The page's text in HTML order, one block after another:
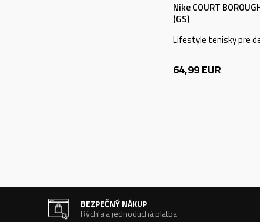
Nike COURT
(GS)
Lifestyle tenisky pre
64,99EUR
BEZPEČNÝ NÁKUP
Rýchla a jednoduchá platba